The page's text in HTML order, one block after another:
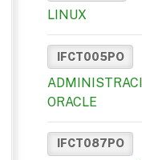
LINUX
IFCT005PO
ORACLE
IFCT087PO